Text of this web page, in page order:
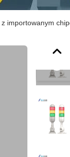
z importowanym